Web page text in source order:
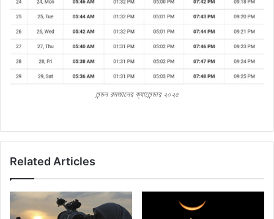
লন্ডন রমজানের ক্যালেন্ডার ২০২৫
Related Articles